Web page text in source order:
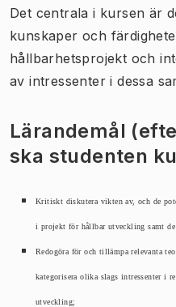
Det centrala i kursen är
kunskaper och
hållbarhetsprojekt och
av intressenter i dessa
Lärandemål
ska studenten
Kritiskt diskutera vikten av, och de
i projekt för hållbar utveckling samt de
Redogöra för och tillämpa relevanta
kategorisera olika slags intressenter i
utveckling;